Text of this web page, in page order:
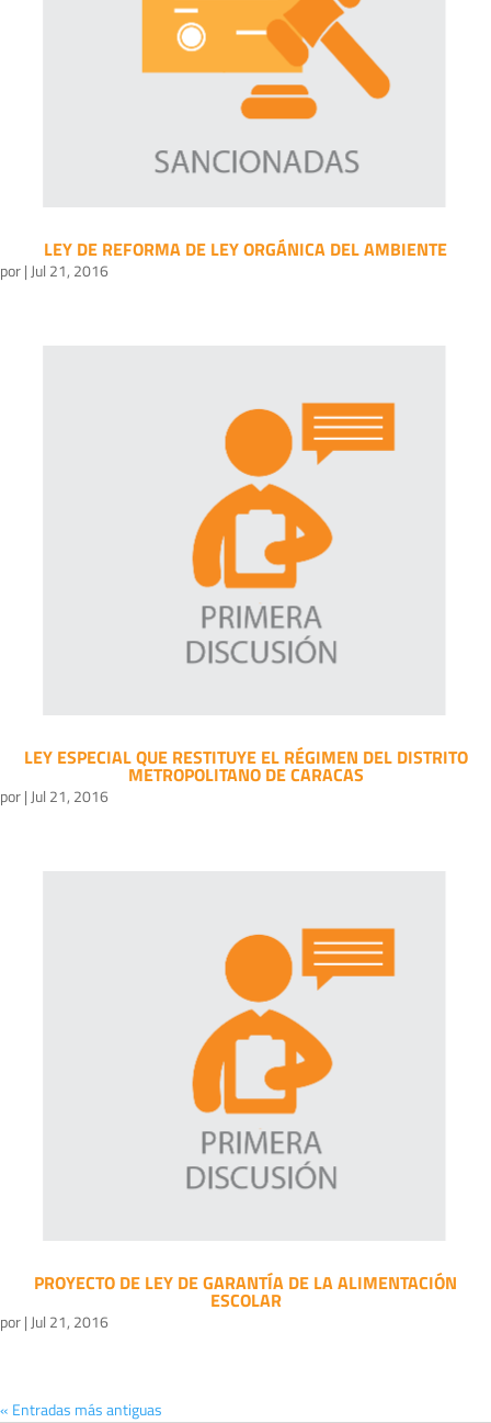
LEY DE REFORMA DE LEY ORGÁNICA DEL AMBIENTE
por|Jul 21, 2016
LEY ESPECIAL QUE RESTITUYE EL RÉGIMEN DEL DISTRITO
METROPOLITANO DE CARACAS
por|Jul 21, 2016
PROYECTO DE LEY DE GARANTÍA DE LA ALIMENTACIÓN
ESCOLAR
por|Jul 21, 2016
« Entradas más antiguas